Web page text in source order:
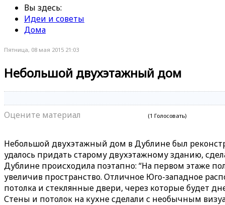
Вы здесь:
Идеи и советы
Дома
Пятница, 08 мая 2015 21:03
Небольшой двухэтажный дом
Оцените материал (1 Голосовать)
Небольшой двухэтажный дом в Дублине был
удалось придать старому двухэтажному зданию,
Дублине происходила поэтапно: “На первом этаже
увеличив пространство. Отличное Юго-западное
потолка и стеклянные двери, через которые будет
Стены и потолок на кухне сделали с необычным